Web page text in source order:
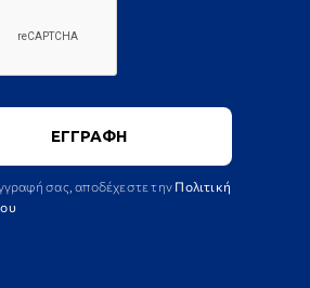
σας, αποδέχεστε την Πολιτική